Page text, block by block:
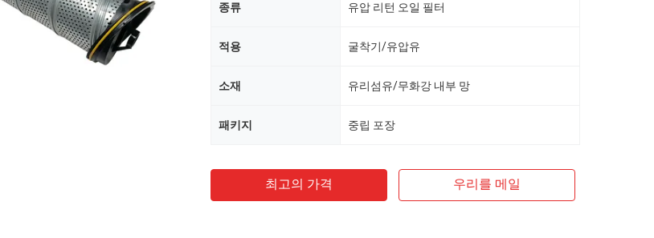
종류 유압 리턴 오일 필터
적용 굴착기/유압유
소재 유리섬유/무화강 내부 망
패키지 중립 포장
최고의 가격 우리를 메일